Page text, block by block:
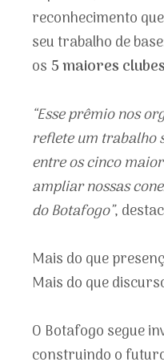
reconhecimento
seu trabalho de
os 5 maiores
“Esse prêmio nos
reflete um trabalho
entre os cinco
ampliar nossas
do Botafogo”,
Mais do que
Mais do que
O Botafogo segue
construindo o